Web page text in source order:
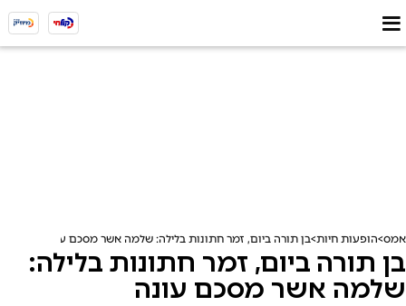
אמס הופעות חיות בן תורה ביום, זמר חתונות בלילה: שלמה אשר מסכם עונה
בן תורה ביום, זמר חתונות בלילה:
שלמה אשר מסכם עונה